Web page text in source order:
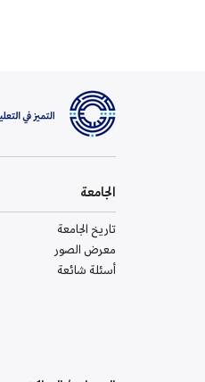
الجامعة
تاريخ الجامعة
معرض الصور
أسئلة شائعة